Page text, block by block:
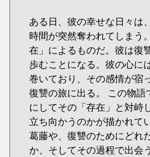
ある日、彼の幸せな日々は
時間が突然奪われてしまう
在」によるものだ。彼は復
歩むことになる。彼の心に
巻いており、その感情が宿
復讐の旅に出る。 この物語
にしてその「存在」と対峙
立ち向かうのかが描かれて
葛藤や、復讐のためにどれ
か、そしてその過程で出会